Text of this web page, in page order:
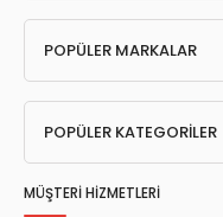
POPÜLER MARKALAR
POPÜLER KATEGORİLER
MÜŞTERİ HİZMETLERİ